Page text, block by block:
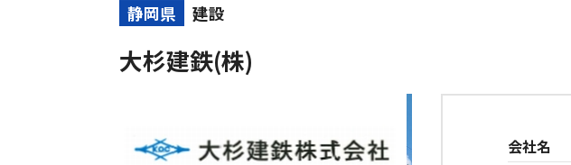
静岡県 建設
大杉建鉄(株)
会社名